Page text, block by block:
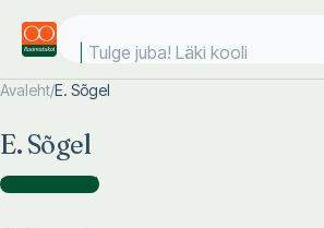
Tulge juba! Läki kooli!
Avaleht/E. Sõgel
E. Sõgel
Toimetajana )